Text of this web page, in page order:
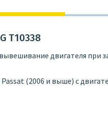
T10338
двигателя при
(2006 и выше) с